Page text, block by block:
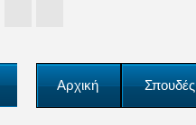
Αρχική Σπουδές